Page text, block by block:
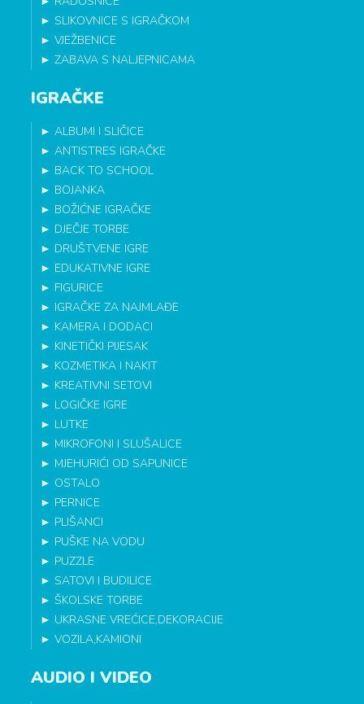
►SLIKOVNICE S IGRAČKOM
►VJEŽBENICE
►ZABAVA S NALJEPNICAMA
IGRAČKE
►ALBUMI I SLIČICE
►ANTISTRES IGRAČKE
► BACK TO SCHOOL
► BOJANKA
► BOŽIĆNE IGRAČKE
► DJEČJE TORBE
► DRUŠTVENE IGRE
► EDUKATIVNE IGRE
► FIGURICE
► IGRAČKE ZA NAJMLAĐE
► KAMERA I DODACI
► KINETIČKI PIJESAK
► KOZMETIKA I NAKIT
► KREATIVNI SETOVI
► LOGIČKE IGRE
► LUTKE
► MIKROFONI I SLUŠALICE
► MJEHURIĆI OD SAPUNICE
► OSTALO
► PERNICE
► PLIŠANCI
► PUŠKE NA VODU
► PUZZLE
►SATOVI I BUDILICE
►ŠKOLSKE TORBE
► UKRASNE VREĆICE,DEKORACIJE
►VOZILA,KAMIONI
AUDIO I VIDEO